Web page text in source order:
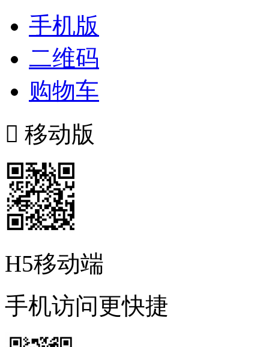
手机版
二维码
购物车
 移动版
H5移动端
手机访问更快捷